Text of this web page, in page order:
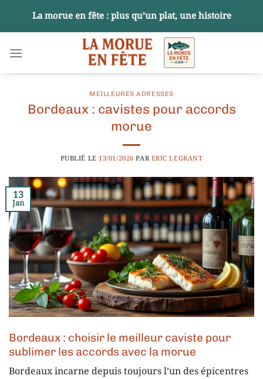
contenu
La morue en fête : plus qu’un plat, une histoire
MEILLEURES ADRESSES
Bordeaux : cavistes pour accords
morue
PUBLIÉ LE 13/01/2026 PAR ERIC LEGRANT
13
Jan
Bordeaux : choisir le meilleur caviste pour
sublimer les accords avec la morue
Bordeaux incarne depuis toujours l’un des épicentres